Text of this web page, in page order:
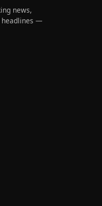
news,
headlines —